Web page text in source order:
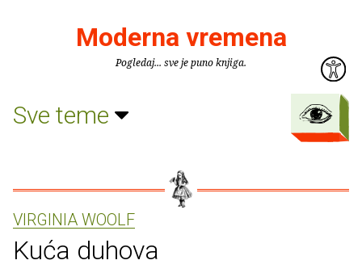
Moderna vremena
Pogledaj... sve je puno knjiga.
Sve teme
VIRGINIA WOOLF
Kuća duhova